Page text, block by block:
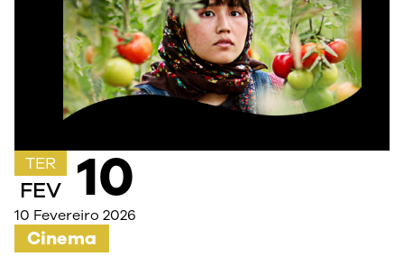
TER
FEV 10
10 Fevereiro 2026
Cinema